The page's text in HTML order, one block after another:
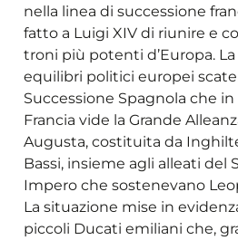
nella linea di successione
fatto a Luigi XIV di riunire e
troni più potenti d’Europa.
equilibri politici europei
Successione Spagnola che
Francia vide la Grande
Augusta, costituita da
Bassi, insieme agli alleati del
Impero che sostenevano
La situazione mise in
piccoli Ducati emiliani che,